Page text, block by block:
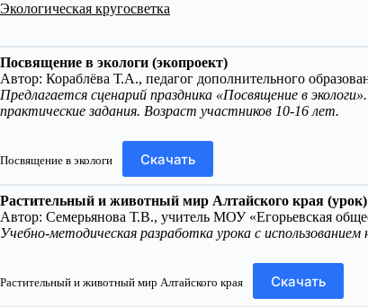
Экологическая кругосветка
Посвящение в экологи (экопроект)
Автор: Кораблёва Т.А., педагог дополнительного
Предлагается сценарий праздника «Посвящение в
практические задания. Возраст участников 10-16 лет.
Посвящение в экологи Скачать
Растительный и животный мир Алтайского края (урок)
Автор: Семерьянова Т.В., учитель МОУ «Егорьевская
Учебно-методическая разработка урока с
Растительный и животный мир Алтайского края Скачать